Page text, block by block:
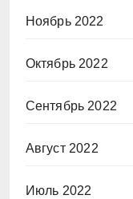
Ноябрь 2022
Октябрь 2022
Сентябрь 2022
Август 2022
Июль 2022